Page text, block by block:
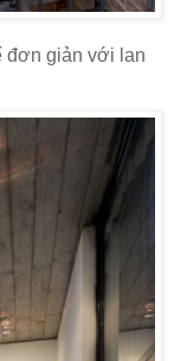
đơn giản với lan